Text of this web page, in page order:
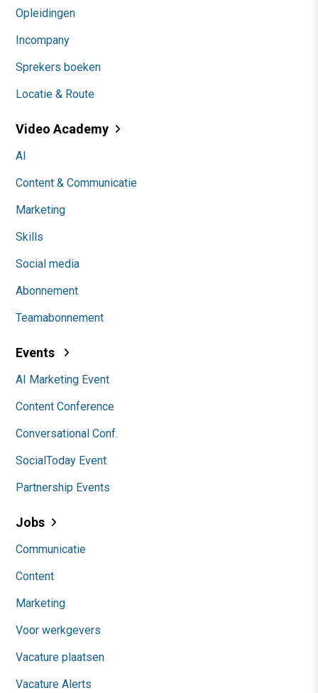
Opleidingen
Incompany
Sprekers boeken
Locatie & Route
Video Academy
AI
Content & Communicatie
Marketing
Skills
Social media
Abonnement
Teamabonnement
Events
AI Marketing Event
Content Conference
Conversational Conf.
SocialToday Event
Partnership Events
Jobs
Communicatie
Content
Marketing
Voor werkgevers
Vacature plaatsen
Vacature Alerts